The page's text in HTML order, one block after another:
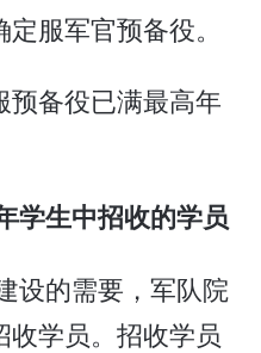
服军官预备役。
备役已满最高年
学生中招收的学员
设的需要，军队院
学员。招收学员